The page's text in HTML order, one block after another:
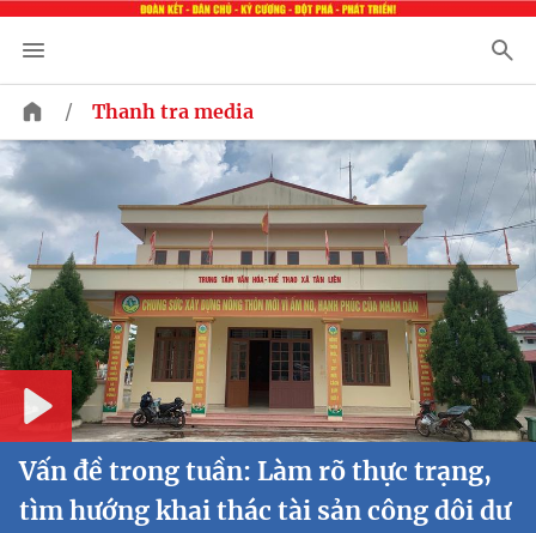
/ Thanh tra media
Play
Vấn đề trong tuần: Làm rõ thực trạng,
tìm hướng khai thác tài sản công dôi dư